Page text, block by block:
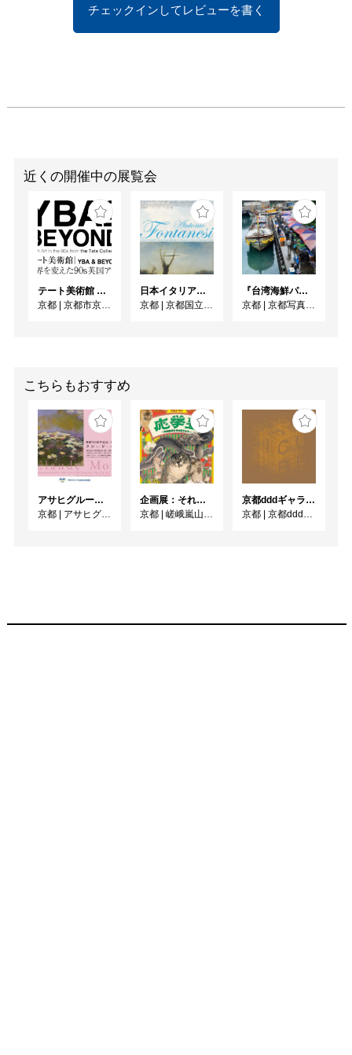
いにもなります。
チェックインしてレビューを書く
近くの開催中の展覧会
テート美術館 ― YBA & BEYOND 世界を変えた90s英国アート
京都
京都市京セラ美術館
日本イタリア国交樹立160周年記念／フォンタネージ来日150周年記念 フォンタネージーイタリアの光・心の風景
京都
京都国立近代美術館
『台湾海鮮パラダイス』出版記念 清永安雄 写真展
京都
京都写真美術館 ギャラリー・ジャパネスク
こちらもおすすめ
アサヒグループ大山崎山荘美術館 開館30周年記念展「没後100年 クロード・モネ」
京都
アサヒグループ大山崎山荘美術館
企画展：それいけ！ 応挙塾 －円山応挙とその弟子たち－
京都
嵯峨嵐山文華館
京都dddギャラリー第252回企画展 GRAPHIC CUBE –シアターポスター DNPグラフィックデザイン・アーカイブより
京都
京都dddギャラリー